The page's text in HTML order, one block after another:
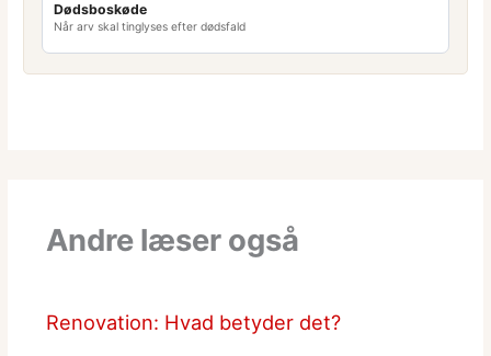
Dødsboskøde
Når arv skal tinglyses efter dødsfald
Andre læser også
Renovation: Hvad betyder det?